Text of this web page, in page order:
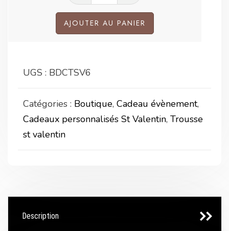
de
Trousse
"L'amour
AJOUTER AU PANIER
UGS : BDCTSV6
Catégories : Boutique, Cadeau évènement,
Cadeaux personnalisés St Valentin, Trousse
st valentin
Description